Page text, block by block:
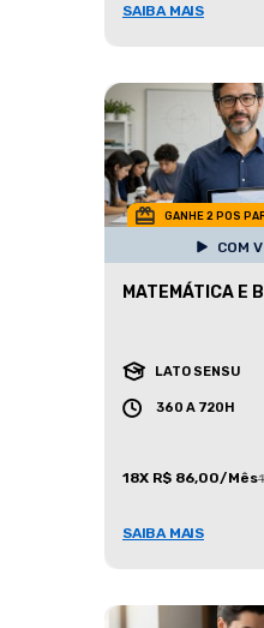
SAIBA MAIS
GANHE 2 POS
COM
MATEMÁTICA E
LATO SENSU
360 A 720H
18X R$ 86,00/Mês
SAIBA MAIS